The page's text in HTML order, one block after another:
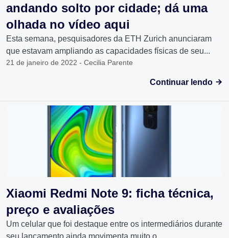
andando solto por cidade; dá uma
olhada no vídeo aqui
Esta semana, pesquisadores da ETH Zurich anunciaram
que estavam ampliando as capacidades físicas de seu...
21 de janeiro de 2022 - Cecilia Parente
Continuar lendo
Xiaomi Redmi Note 9: ficha técnica,
preço e avaliações
Um celular que foi destaque entre os intermediários durante
seu lançamento ainda movimenta muito o...